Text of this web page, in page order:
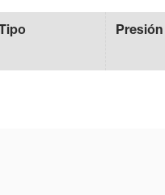
Tipo